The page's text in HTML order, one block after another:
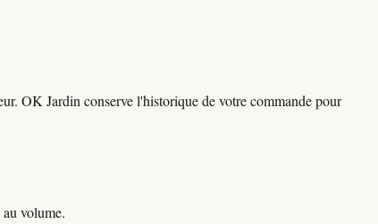
OK Jardin conserve l'historique de votre commande pour
volume.